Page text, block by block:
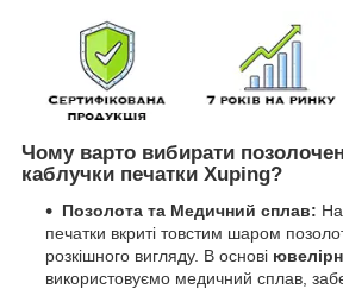
Чому варто вибирати
каблучки печатки Xuping?
Позолота та Медичний сплав:
печатки вкриті товстим шаром
розкішного вигляду. В основі
використовуємо медичний сплав,